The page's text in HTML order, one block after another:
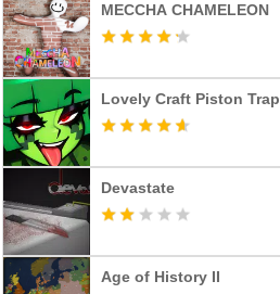
MECCHA CHAMELEON
Lovely Craft Piston Trap
Devastate
Age of History II